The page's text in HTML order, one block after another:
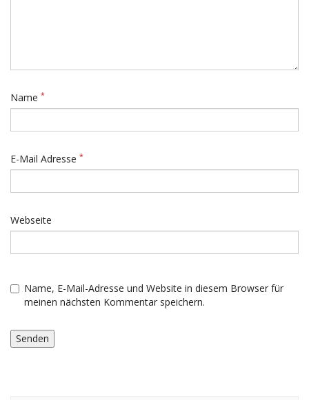
Name *
E-Mail Adresse *
Webseite
Name, E-Mail-Adresse und Website in diesem Browser für
meinen nächsten Kommentar speichern.